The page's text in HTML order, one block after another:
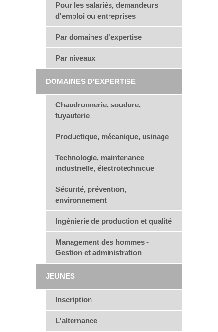
Pour les salariés, demandeurs
d'emploi ou entreprises
Par domaines d'expertise
Par niveaux
DOMAINES D'EXPERTISE
Chaudronnerie, soudure,
tuyauterie
Productique, mécanique, usinage
Technologie, maintenance
industrielle, électrotechnique
Sécurité, prévention,
environnement
Ingénierie de production et qualité
Management des hommes -
Gestion et administration
JEUNES
Inscription
L'alternance